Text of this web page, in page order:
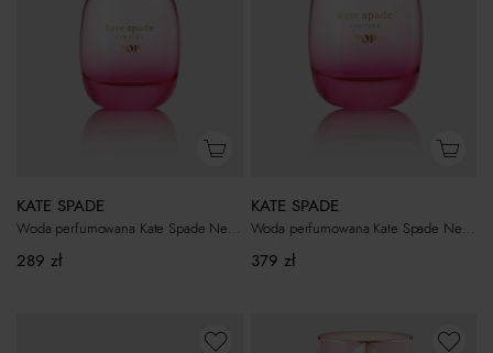
KATE SPADE
Woda perfumowana Kate Spade New York Pop 60 ml
289 zł
KATE SPADE
Woda perfumowana Kate Spade New York Pop 100 ml
379 zł